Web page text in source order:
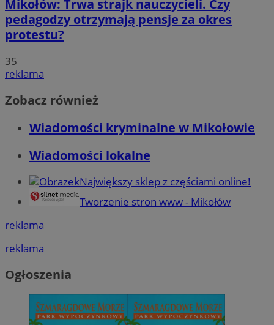
Mikołów: Trwa strajk nauczycieli. Czy
pedagodzy otrzymają pensje za okres
protestu?
35
reklama
Zobacz również
Wiadomości kryminalne w Mikołowie
Wiadomości lokalne
Największy sklep z częściami online!
Tworzenie stron www - Mikołów
reklama
reklama
Ogłoszenia